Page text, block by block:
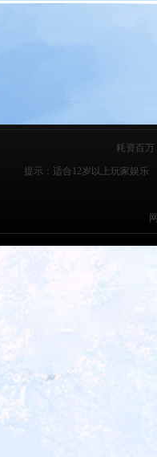
耗资百万
提示：适合12岁以上玩家娱乐